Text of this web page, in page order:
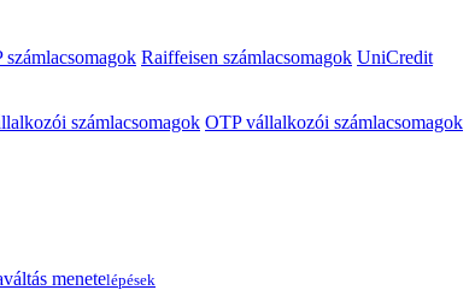
számlacsomagok Raiffeisen számlacsomagok UniCredit
számlacsomagok OTP vállalkozói számlacsomagok
menetelépések